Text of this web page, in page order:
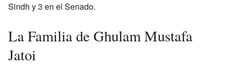
Sindh y 3 en el Senado.
La Familia de Ghulam Mustafa
Jatoi